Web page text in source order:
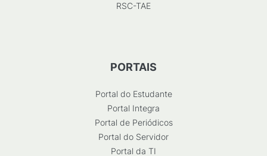
RSC-TAE
PORTAIS
Portal do Estudante
Portal Integra
Portal de Periódicos
Portal do Servidor
Portal da TI